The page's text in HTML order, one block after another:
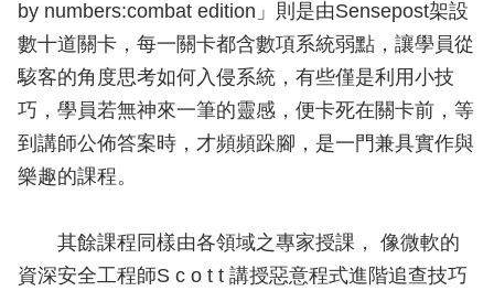
by numbers:combat edition」則是由Sensepost架設
數十道關卡，每一關卡都含數項系統弱點，讓學員從
駭客的角度思考如何入侵系統，有些僅是利用小技
巧，學員若無神來一筆的靈感，便卡死在關卡前，等
到講師公佈答案時，才頻頻跺腳，是一門兼具實作與
樂趣的課程。
其餘課程同樣由各領域之專家授課， 像微軟的
資深安全工程師S c o t t 講授惡意程式進階追查技巧